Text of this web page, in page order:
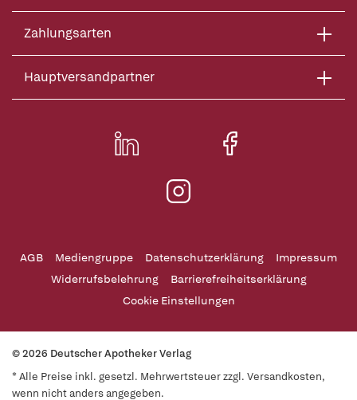
Zahlungsarten
Hauptversandpartner
AGB Mediengruppe Datenschutzerklärung
Impressum
Widerrufsbelehrung
Barrierefreiheitserklärung
Cookie Einstellungen
© 2026 Deutscher Apotheker Verlag
* Alle Preise inkl. gesetzl. Mehrwertsteuer zzgl. Versandkosten,
wenn nicht anders angegeben.